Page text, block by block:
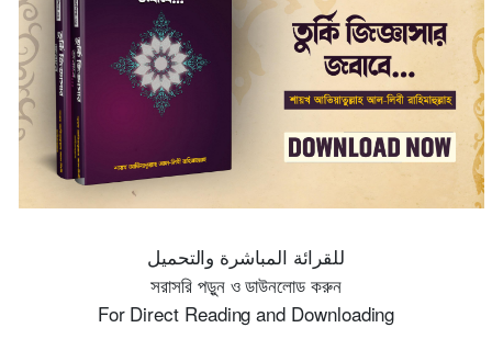
للقرائة المباشرة والتحميل
সরাসরি পড়ুন ও ডাউনলোড করুন
For Direct Reading and Downloading